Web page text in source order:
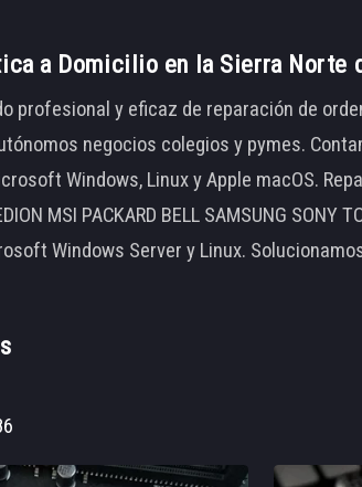
a Domicilio en la Sierra Norte
profesional y eficaz de reparación de
negocios colegios y pymes.
Windows, Linux y Apple macOS.
MSI PACKARD BELL SAMSUNG
Windows Server y Linux.